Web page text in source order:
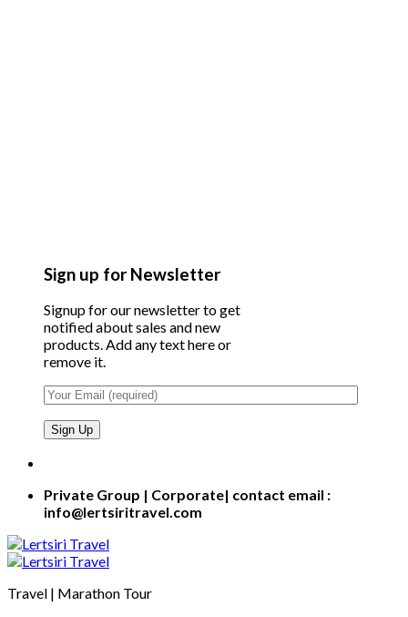
Sign up for Newsletter
Signup for our newsletter to get
notified about sales and new
products. Add any text here or
remove it.
Private Group | Corporate| contact email :
info@lertsiritravel.com
Travel | Marathon Tour